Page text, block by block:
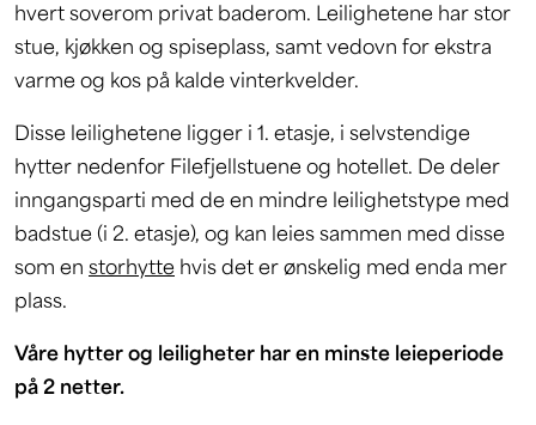
hvert soverom privat baderom. Leilighetene har stor
stue, kjøkken og spiseplass, samt vedovn for ekstra
varme og kos på kalde vinterkvelder.
Disse leilighetene ligger i 1. etasje, i selvstendige
hytter nedenfor Filefjellstuene og hotellet. De deler
inngangsparti med de en mindre leilighetstype med
badstue (i 2. etasje), og kan leies sammen med disse
som en storhytte hvis det er ønskelig med enda mer
plass.
Våre hytter og leiligheter har en minste leieperiode
på 2 netter.